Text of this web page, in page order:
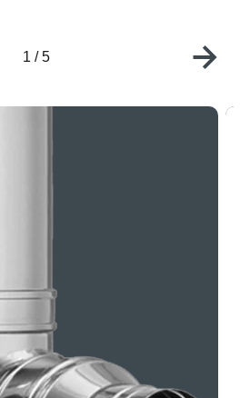
1 / 5